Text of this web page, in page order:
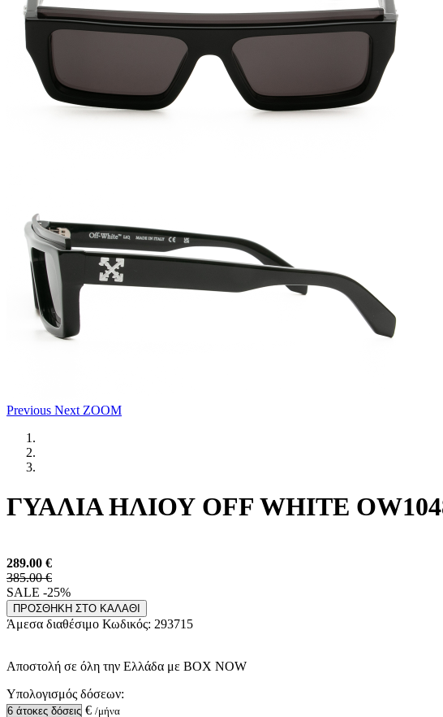
Previous Next ZOOM
ΓΥΑΛΙΑ ΗΛΙΟΥ OFF WHITE
289.00 €
385.00 €
SALE -25%
ΠΡΟΣΘΗΚΗ ΣΤΟ ΚΑΛΑΘΙ
Άμεσα διαθέσιμο Κωδικός: 293715
Αποστολή σε όλη την Ελλάδα με BOX NOW
Υπολογισμός δόσεων:
€ /μήνα